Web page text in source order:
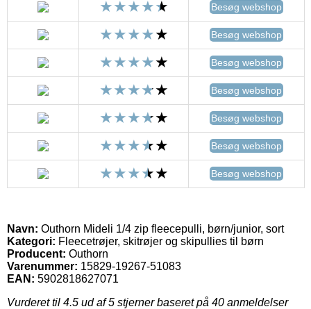
Besøg webshop
Besøg webshop
Besøg webshop
Besøg webshop
Besøg webshop
Besøg webshop
Besøg webshop
Navn: Outhorn Mideli 1/4 zip fleecepulli, børn/junior, sort
Kategori: Fleecetrøjer, skitrøjer og skipullies til børn
Producent: Outhorn
Varenummer: 15829-19267-51083
EAN: 5902818627071
Vurderet til 4.5 ud af 5 stjerner baseret på 40 anmeldelser